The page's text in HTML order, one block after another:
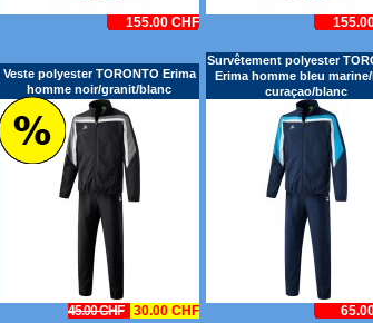
155.00 CHF
Veste polyester TORONTO Erima
homme noir/granit/blanc
45.00 CHF 30.00 CHF
Survêtement polyester
Erima homme bleu
curaçao/blanc